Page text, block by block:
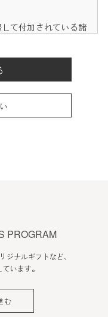
て付加されている諸
当サイトのサポート
うものとします）
規約を随時変更する
が必要になります。
PROGRAM
ジナルギフトなど、
います。
む